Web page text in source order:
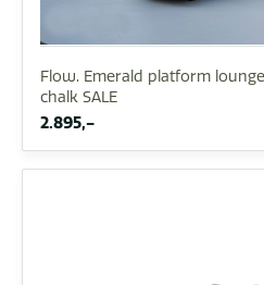
Flow. Emerald platform
chalk SALE
2.895,-